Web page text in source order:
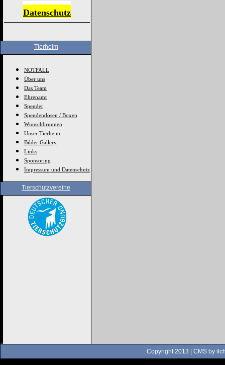
Datenschutz
Tierheim
NOTFALL
Über uns
Das Team
Ehrenamt
Spender
Spendendosen / Boxen
Wunschbrunnen
Unser Tierheim
Bilder Gallery
Links
Sponsoring
Impressum und Datenschutz
Tierschutzvereine
Copyright 2013 | CMS by